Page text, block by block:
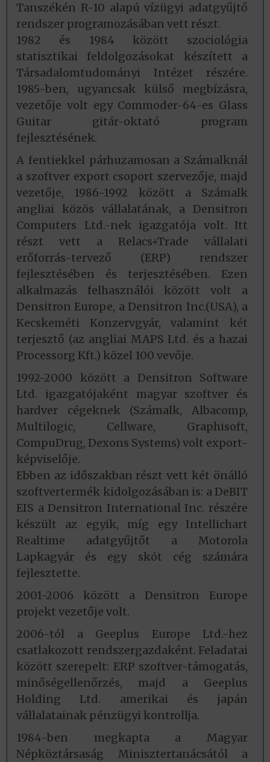
Tanszékén R-10 alapú vízügyi adatgyűjtő
rendszer programozásában vett részt.
1982 és 1984 között szociológia
statisztikai feldolgozásokat készített a
Társadalomtudományi Intézet részére.
1985-ben, ugyancsak külső megbízásra,
vezetője volt egy Commoder-64-es Glass
Guitar gitár-oktató program
fejlesztésének.
A fentiekkel párhuzamosan a Számalknál
a szoftver export csoport szervezője, majd
vezetője, 1986-1992 között a Számalk
angliai közös vállalatának, a Densitron
Computers Ltd.-nek igazgatója volt. Itt
részt vett a Relacs+Trade vállalati
erőforrás-tervező (ERP) rendszer
fejlesztésében és terjesztésében. Ezen
alkalmazás felhasználói között volt a
Densitron Europe, a Densitron Inc.(USA), a
Kecskeméti Konzervgyár, valamint két
terjesztő (az angliai MAPS Ltd. és a hazai
Processorg Kft.) közel 100 vevője.
1992-2000 között a Densitron Software
Ltd. igazgatójaként magyar szoftver és
hardver cégeknek (Számalk, Albacomp,
Multilogic, Cellware, Graphisoft,
CompuDrug, Dexons Systems) volt export-
képviselője.
Ebben az időszakban részt vett két önálló
szoftvertermék kidolgozásában is: a DeBIT
EIS a Densitron International Inc. részére
készült az egyik, míg egy Intellichart
Realtime adatgyűjtőt a Motorola
Lapkagyár és egy skót cég számára
fejlesztette.
2001-2006 között a Densitron Europe
projekt vezetője volt.
2006-tól a Geeplus Europe Ltd.-hez
csatlakozott rendszergazdaként. Feladatai
között szerepelt: ERP szoftver-támogatás,
minőségellenőrzés, majd a Geeplus
Holding Ltd. amerikai és japán
vállalatainak pénzügyi kontrollja.
1984-ben megkapta a Magyar
Népköztársaság Minisztertanácsától a